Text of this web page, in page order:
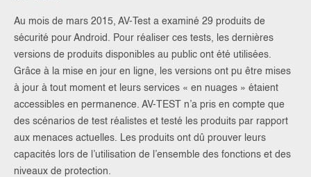
Au mois de mars 2015, AV-Test a examiné 29 produits de
sécurité pour Android. Pour réaliser ces tests, les dernières
versions de produits disponibles au public ont été utilisées.
Grâce à la mise en jour en ligne, les versions ont pu être mises
à jour à tout moment et leurs services « en nuages » étaient
accessibles en permanence. AV-TEST n’a pris en compte que
des scénarios de test réalistes et testé les produits par rapport
aux menaces actuelles. Les produits ont dû prouver leurs
capacités lors de l’utilisation de l’ensemble des fonctions et des
niveaux de protection.